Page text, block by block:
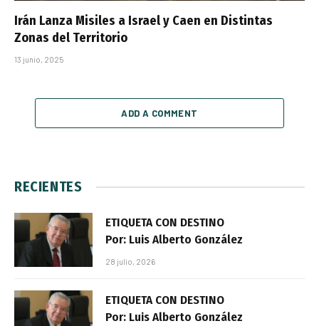
Irán Lanza Misiles a Israel y Caen en Distintas
Zonas del Territorio
13 junio, 2025
ADD A COMMENT
RECIENTES
ETIQUETA CON DESTINO
Por: Luis Alberto González
28 julio, 2026
ETIQUETA CON DESTINO
Por: Luis Alberto González